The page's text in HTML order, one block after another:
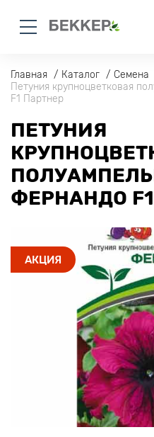
Главная Каталог Семена
Петуния крупноцветковая
F1 Партнер
ПЕТУНИЯ
ФЕРНАНДО
АКЦИЯ